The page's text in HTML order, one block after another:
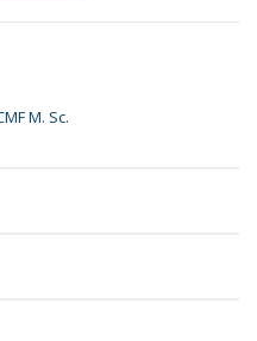
M. Sc.